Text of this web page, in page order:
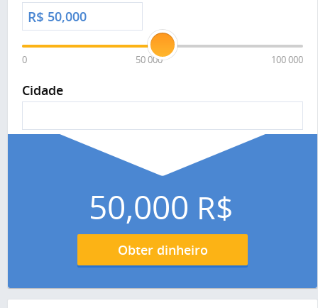
R$
0 50 000 100 000
Cidade
50,000 R$
Obter dinheiro